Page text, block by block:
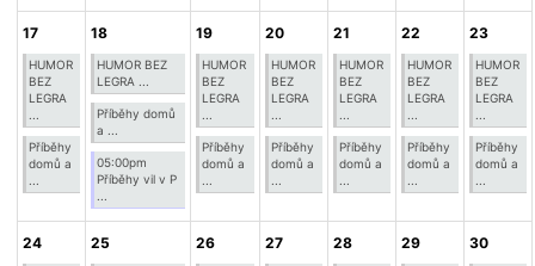
17
HUMOR
BEZ
LEGRA
Příběhy
domů a
18
HUMOR BEZ
LEGRA ...
Příběhy domů
a ...
05:00pm
Příběhy vil v P
19
HUMOR
BEZ
LEGRA
Příběhy
domů a
20
HUMOR
BEZ
LEGRA
Příběhy
domů a
21
HUMOR
BEZ
LEGRA
Příběhy
domů a
22
HUMOR
BEZ
LEGRA
Příběhy
domů a
23
HUMOR
BEZ
LEGRA
Příběhy
domů a
24 25 26 27 28 29 30